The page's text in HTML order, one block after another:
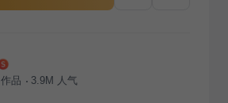
作品 3.9M 人气